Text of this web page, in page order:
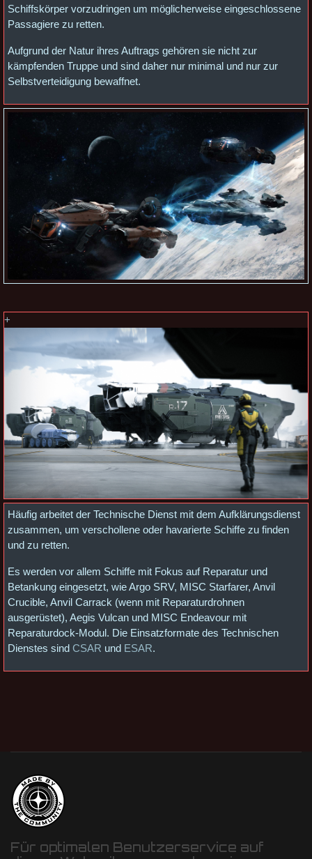
Schiffskörper vorzudringen um möglicherweise eingeschlossene
Passagiere zu retten.
Aufgrund der Natur ihres Auftrags gehören sie nicht zur
kämpfenden Truppe und sind daher nur minimal und nur zur
Selbstverteidigung bewaffnet.
+
Häufig arbeitet der Technische Dienst mit dem Aufklärungsdienst
zusammen, um verschollene oder havarierte Schiffe zu finden
und zu retten.
Es werden vor allem Schiffe mit Fokus auf Reparatur und
Betankung eingesetzt, wie Argo SRV, MISC Starfarer, Anvil
Crucible, Anvil Carrack (wenn mit Reparaturdrohnen
ausgerüstet), Aegis Vulcan und MISC Endeavour mit
Reparaturdock-Modul. Die Einsatzformate des Technischen
Dienstes sind CSAR und ESAR.
Für optimalen Benutzerservice auf